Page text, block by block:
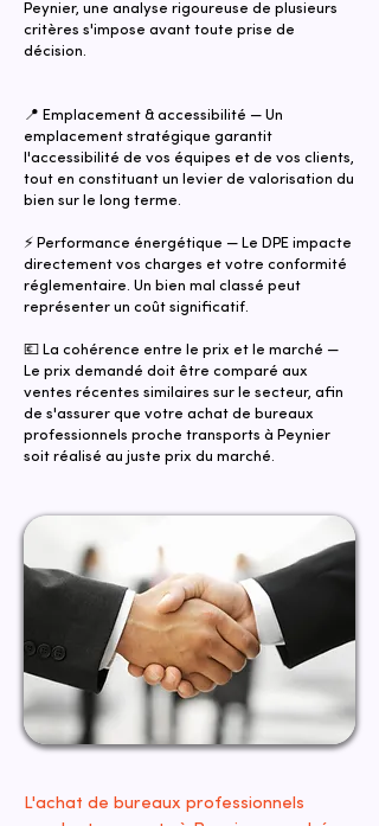
Peynier, une analyse rigoureuse de plusieurs
critères s'impose avant toute prise de
décision.
📍 Emplacement & accessibilité — Un
emplacement stratégique garantit
l'accessibilité de vos équipes et de vos clients,
tout en constituant un levier de valorisation du
bien sur le long terme.
⚡ Performance énergétique — Le DPE impacte
directement vos charges et votre conformité
réglementaire. Un bien mal classé peut
représenter un coût significatif.
💶 La cohérence entre le prix et le marché —
Le prix demandé doit être comparé aux
ventes récentes similaires sur le secteur, afin
de s'assurer que votre achat de bureaux
professionnels proche transports à Peynier
soit réalisé au juste prix du marché.
L'achat de bureaux professionnels